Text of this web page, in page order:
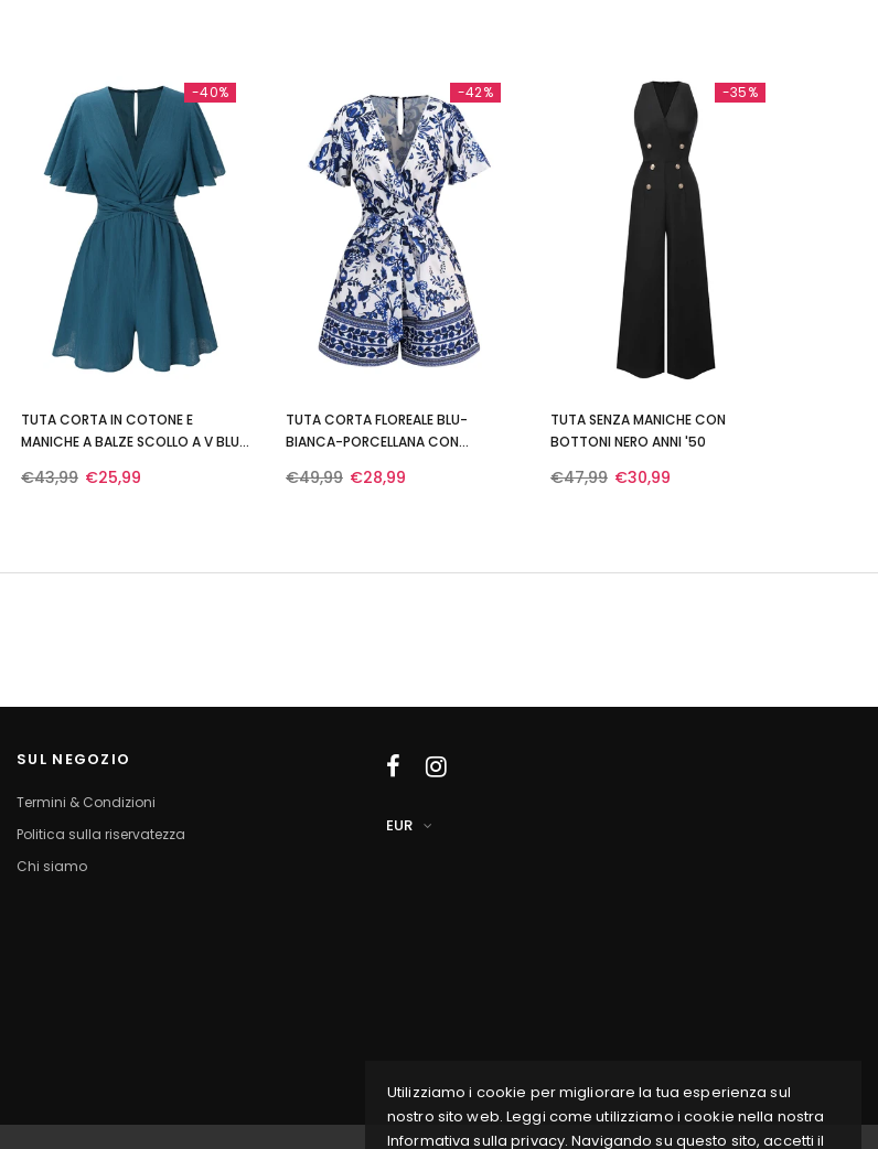
-40%
TUTA CORTA IN COTONE E
MANICHE A BALZE SCOLLO A V BLU
€43,99 €25,99
-42%
TUTA CORTA FLOREALE BLU-
BIANCA-PORCELLANA CON
€49,99 €28,99
-35%
TUTA SENZA MANICHE CON
BOTTONI NERO ANNI '50
€47,99 €30,99
Utilizziamo i cookie per migliorare la tua esperienza sul
nostro sito web. Leggi come utilizziamo i cookie nella nostra
Informativa sulla privacy. Navigando su questo sito, accetti il
SUL NEGOZIO
Termini & Condizioni
Politica sulla riservatezza
Chi siamo
EUR